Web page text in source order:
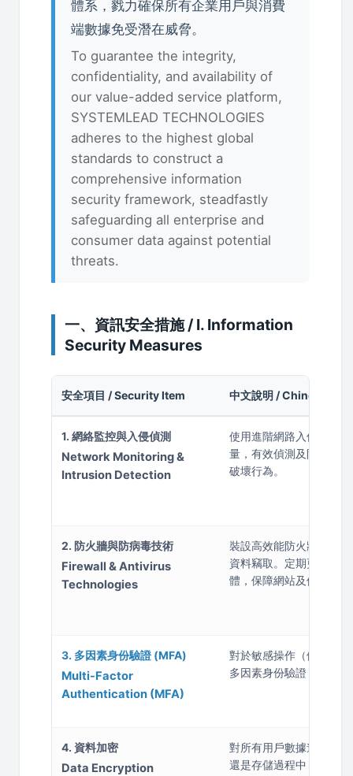
體系，戮力確保所有企業用戶與消費
端數據免受潛在威脅。
To guarantee the integrity,
confidentiality, and availability of
our value-added service platform,
SYSTEMLEAD TECHNOLOGIES
adheres to the highest global
standards to construct a
comprehensive information
security framework, steadfastly
safeguarding all enterprise and
consumer data against potential
threats.
一、資訊安全措施 / I. Information
Security Measures
安全項目 / Security Item 中文說明 / Chinese
1. 網絡監控與入侵偵測
Network Monitoring &
Intrusion Detection
使用進階網路入侵偵測
量，有效偵測及防止未
破壞行為。
2. 防火牆與防病毒技術
Firewall & Antivirus
Technologies
裝設高效能防火牆，以
資料竊取。定期更新並
體，保障網站及使用者
3. 多因素身份驗證 (MFA)
Multi-Factor
Authentication (MFA)
對於敏感操作（例如登
多因素身份驗證，以增
4. 資料加密
Data Encryption
對所有用戶數據進行強
還是存儲過程中，以確